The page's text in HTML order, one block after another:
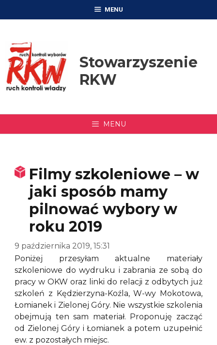
MENU
Stowarzyszenie
RKW
MENU
Filmy szkoleniowe – w
jaki sposób mamy
pilnować wybory w
roku 2019
9 października 2019, 15:31
Poniżej przesyłam aktualne materiały
szkoleniowe do wydruku i zabrania ze sobą do
pracy w OKW oraz linki do relacji z odbytych już
szkoleń z Kędzierzyna-Koźla, W-wy Mokotowa,
Łomianek i Zielonej Góry. Nie wszystkie szkolenia
obejmują ten sam materiał. Proponuję zacząć
od Zielonej Góry i Łomianek a potem uzupełnić
ew. z pozostałych miejsc.